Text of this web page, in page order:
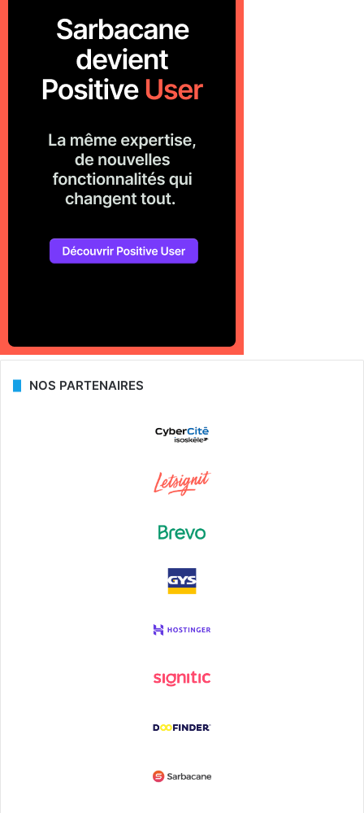
NOS PARTENAIRES